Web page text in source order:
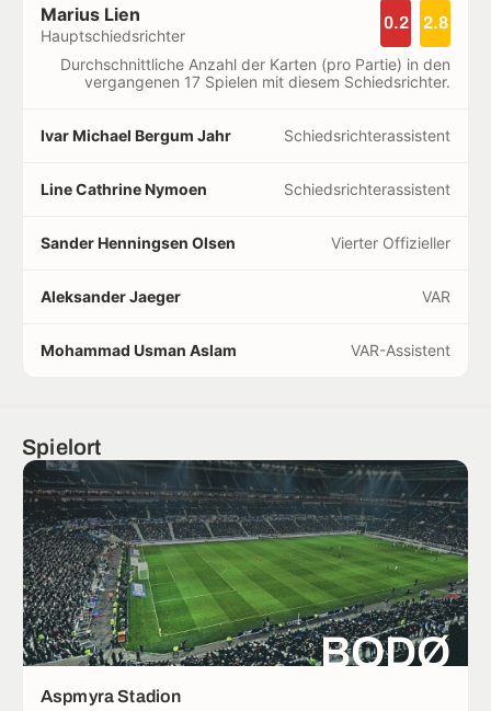
Marius Lien
Hauptschiedsrichter
0.2 2.8
Durchschnittliche Anzahl der Karten (pro Partie) in den
vergangenen 17 Spielen mit diesem Schiedsrichter.
Ivar Michael Bergum Jahr Schiedsrichterassistent
Line Cathrine Nymoen Schiedsrichterassistent
Sander Henningsen Olsen Vierter Offizieller
Aleksander Jaeger VAR
Mohammad Usman Aslam VAR-Assistent
Spielort
BODØ
Aspmyra Stadion